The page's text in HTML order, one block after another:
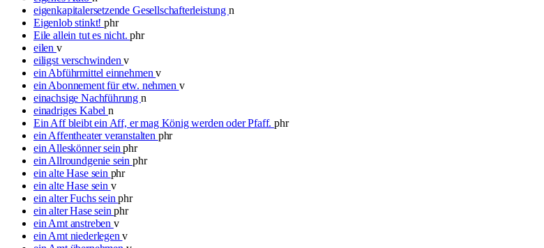
eigenkapitalersetzende Gesellschafterleistung n
Eigenlob stinkt!phr
Eile allein tut es nicht.phr
eilen v
eiligst verschwindenv
ein Abführmittel einnehmenv
ein Abonnement für etw. nehmen v
einachsige Nachführung n
einadriges Kabeln
Ein Aff bleibt ein Aff, er mag König werden oder Pfaff.phr
ein Affentheater veranstalten phr
ein Alleskönner seinphr
ein Allroundgenie sein phr
ein alte Hase sein phr
ein alte Hase sein v
ein alter Fuchs seinphr
ein alter Hase seinphr
ein Amt anstreben v
ein Amt niederlegenv